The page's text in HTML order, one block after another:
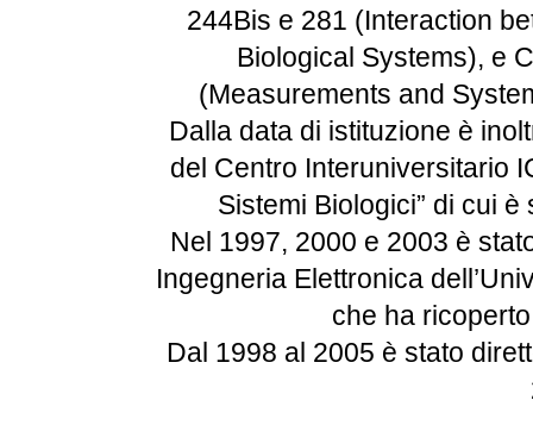
244Bis e 281 (Interaction
Biological Systems), e
(Measurements and
Dalla data di istituzione è
del Centro Interuniversitario
Sistemi Biologici” di cui
Nel 1997, 2000 e 2003 è
Ingegneria Elettronica
che ha
Dal 1998 al 2005 è stato